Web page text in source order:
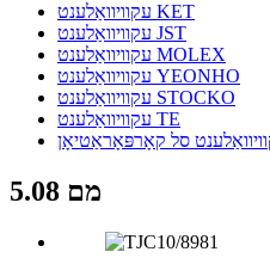
עקוויוואַלענט KET
עקוויוואַלענט JST
עקוויוואַלענט MOLEX
עקוויוואַלענט YEONHO
עקוויוואַלענט STOCKO
עקוויוואַלענט TE
סל קאָרפּאָראַטיאָן
5.08 מם